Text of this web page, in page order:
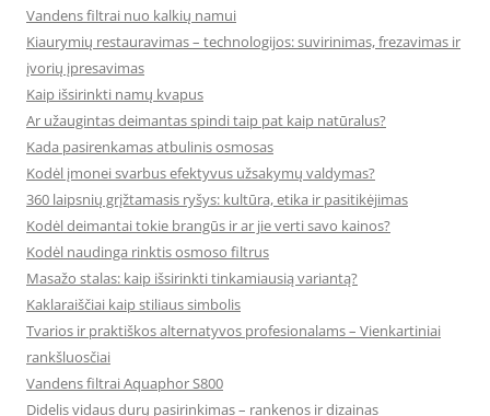
Vandens filtrai nuo kalkių namui
Kiaurymių restauravimas – technologijos: suvirinimas, frezavimas ir
įvorių įpresavimas
Kaip išsirinkti namų kvapus
Ar užaugintas deimantas spindi taip pat kaip natūralus?
Kada pasirenkamas atbulinis osmosas
Kodėl įmonei svarbus efektyvus užsakymų valdymas?
360 laipsnių grįžtamasis ryšys: kultūra, etika ir pasitikėjimas
Kodėl deimantai tokie brangūs ir ar jie verti savo kainos?
Kodėl naudinga rinktis osmoso filtrus
Masažo stalas: kaip išsirinkti tinkamiausią variantą?
Kaklaraiščiai kaip stiliaus simbolis
Tvarios ir praktiškos alternatyvos profesionalams – Vienkartiniai
rankšluosčiai
Vandens filtrai Aquaphor S800
Didelis vidaus durų pasirinkimas – rankenos ir dizainas